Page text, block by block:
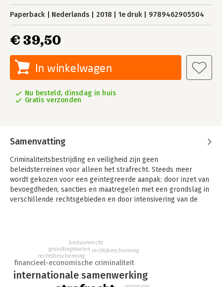
Paperback Nederlands 2018 1e druk 9789462905504
€ 39,50
In winkelwagen
Nu besteld, dinsdag in huis
Gratis verzonden
Samenvatting
Criminaliteitsbestrijding en veiligheid zijn geen
beleidsterreinen voor alleen het strafrecht. Steeds meer
wordt gekozen voor een geïntegreerde aanpak: door inzet van
bevoegdheden, sancties en maatregelen met een grondslag in
verschillende rechtsgebieden en door intensivering van de
Bewijsvergaring is hier een gezamenlijke taak voor meerdere
autoriteiten geworden. Bewijsvergaring gaat over grenzen
heen: over de grenzen van rechtsgebieden en over de grenzen
van het eigen territoir. In deze rede wordt betoogd dat dit
internationale samenwerking
financieel-economische criminaliteit
rechtsbescherming
grondbeginselen
bestuursrecht
rechtsbescherming